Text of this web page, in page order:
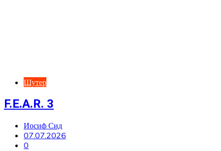
Шутер
F.E.A.R. 3
Иосиф Сид
07.07.2026
0